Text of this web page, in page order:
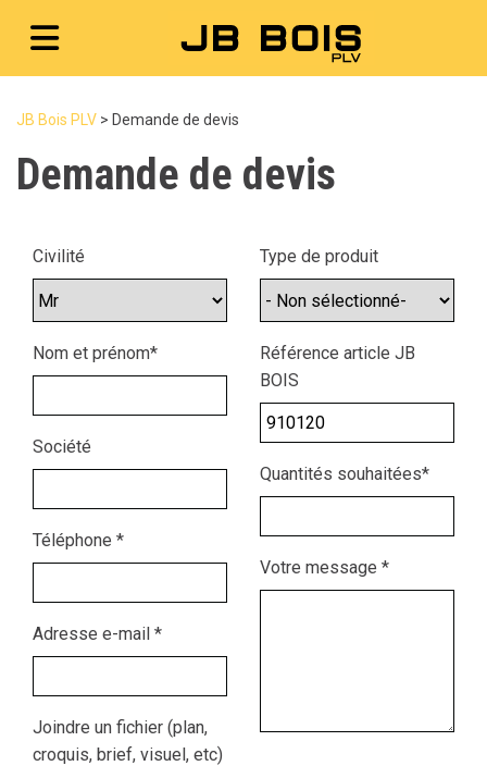
JB Bois PLV > Demande de devis
Demande de devis
Civilité
Nom et prénom*
Société
Téléphone *
Adresse e-mail *
Joindre un fichier (plan,
croquis, brief, visuel, etc)
Type de produit
Référence article JB
BOIS
Quantités souhaitées*
Votre message *